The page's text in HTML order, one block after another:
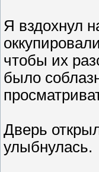
Я вздохнул
чтобы их
было
Дверь
улыбнулась.